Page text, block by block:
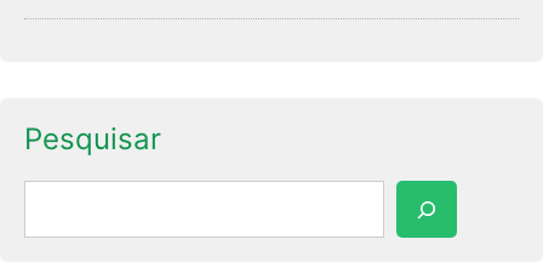
Pesquisar